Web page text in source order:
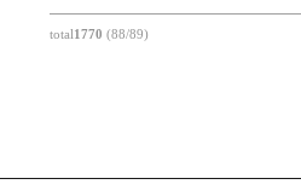
total1770 (88/89)